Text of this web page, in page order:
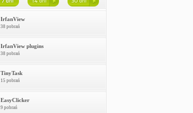
IrfanView
38 pobrań
IrfanView plugins
38 pobrań
TinyTask
15 pobrań
EasyClicker
9 pobrań